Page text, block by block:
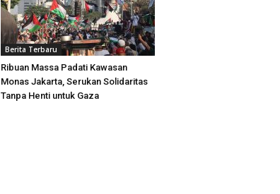
Berita Terbaru
Ribuan Massa Padati Kawasan
Monas Jakarta, Serukan Solidaritas
Tanpa Henti untuk Gaza